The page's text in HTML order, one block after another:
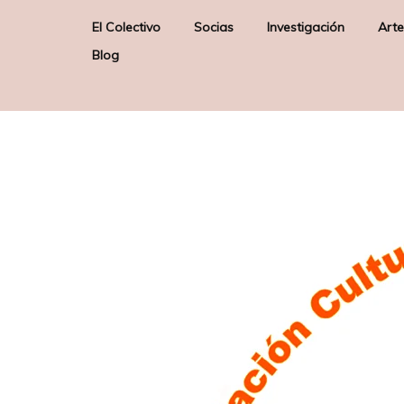
El Colectivo Socias
Liane Katsuki – Socia de
Raquel Lobelos – Socia de
Honor
Investigación
Blog